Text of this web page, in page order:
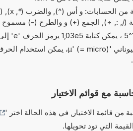
(/, :, ÷), الجمع (+) و والطرح (-) مسموح
مع قوائم الاختيار
من قائمة الاختيار, في هذه الحالة اختر '
التي تود تحويلها.